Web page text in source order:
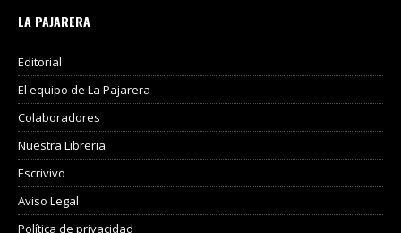
LA PAJARERA
Editorial
El equipo de La Pajarera
Colaboradores
Nuestra Libreria
Escrivivo
Aviso Legal
Política de privacidad